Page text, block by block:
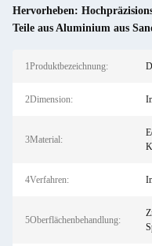
Hervorheben:
Teile aus Aluminium aus
1Produktbezeichnung:
2Dimension:
3Material:
4Verfahren:
5Oberflächenbehandlung: